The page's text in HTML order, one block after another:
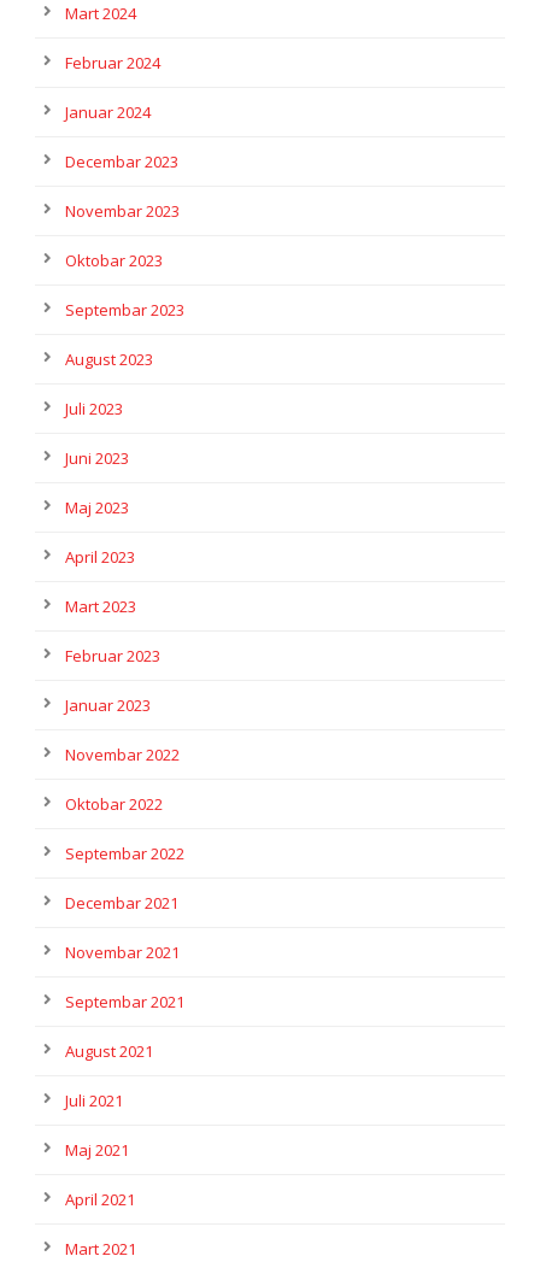
Mart 2024
Februar 2024
Januar 2024
Decembar 2023
Novembar 2023
Oktobar 2023
Septembar 2023
August 2023
Juli 2023
Juni 2023
Maj 2023
April 2023
Mart 2023
Februar 2023
Januar 2023
Novembar 2022
Oktobar 2022
Septembar 2022
Decembar 2021
Novembar 2021
Septembar 2021
August 2021
Juli 2021
Maj 2021
April 2021
Mart 2021